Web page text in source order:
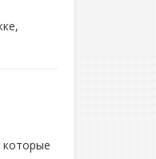
которые